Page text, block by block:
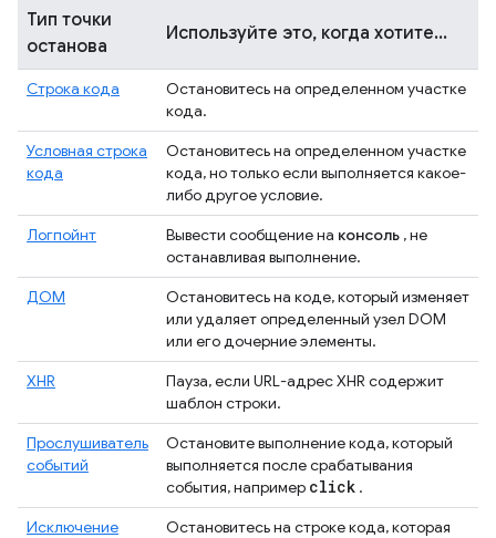
Тип точки
останова
Используйте это, когда хотите...
Строка кода
Остановитесь на определенном участке
кода.
Условная строка
кода
Остановитесь на определенном участке
кода, но только если выполняется какое-
либо другое условие.
Логпойнт
Вывести сообщение на консоль , не
останавливая выполнение.
ДОМ
Остановитесь на коде, который изменяет
или удаляет определенный узел DOM
или его дочерние элементы.
XHR
Пауза, если URL-адрес XHR содержит
шаблон строки.
Прослушиватель
событий
Остановите выполнение кода, который
выполняется после срабатывания
события, например click .
Исключение
Остановитесь на строке кода, которая